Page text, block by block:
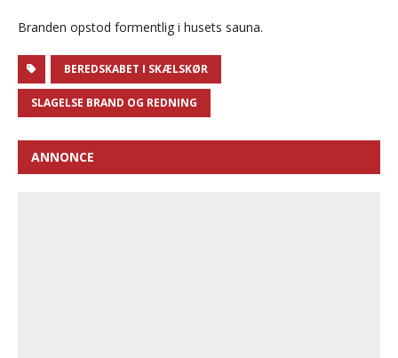
Branden opstod formentlig i husets sauna.
BEREDSKABET I SKÆLSKØR
SLAGELSE BRAND OG REDNING
ANNONCE